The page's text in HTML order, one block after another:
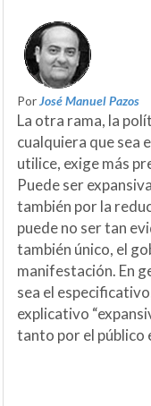
PorJosé Manuel Pazos
La otra rama, la
cualquiera que sea
utilice, exige más
Puede ser
también por la
puede no ser tan
también único, el
manifestación. En
sea el
explicativo
tanto por el público